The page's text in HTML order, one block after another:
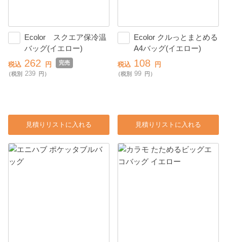
Ecolor スクエア保冷温
バッグ(イエロー)
税込 262 円
完売
（税別 239 円）
見積りリストに入れる
Ecolor クルっとまとめる
A4バッグ(イエロー)
税込 108 円
（税別 99 円）
見積りリストに入れる